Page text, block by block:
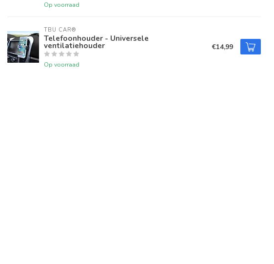
Op voorraad
TBU CAR®
Telefoonhouder - Universele
ventilatiehouder
Op voorraad
€14,99